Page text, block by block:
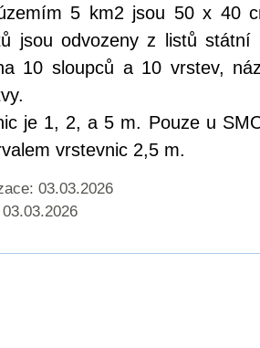
5 km2 jsou 50 x 40
jsou odvozeny z listů
10 sloupců a 10 vrstev,
je 1, 2, a 5 m. Pouze u
vrstevnic 2,5 m.
03.03.2026
03.03.2026